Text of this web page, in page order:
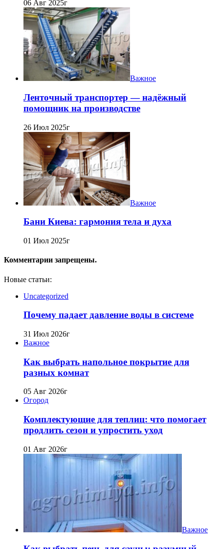
06 Авг 2025г
Важное
Ленточный транспортер — надёжный
помощник на производстве
26 Июл 2025г
Важное
Бани Киева: гармония тела и духа
01 Июл 2025г
Комментарии запрещены.
Новые статьи:
Uncategorized
Почему падает давление воды в системе
31 Июл 2026г
Важное
Как выбрать напольное покрытие для
разных комнат
05 Авг 2026г
Огород
Комплектующие для теплиц: что помогает
продлить сезон и упростить уход
01 Авг 2026г
Важное